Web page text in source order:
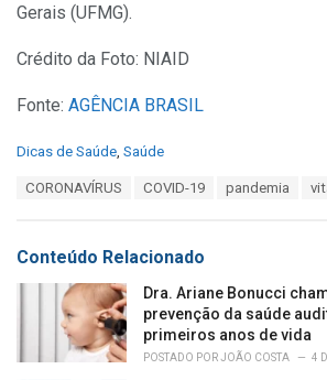
Gerais (UFMG).
Crédito da Foto: NIAID
Fonte: AGÊNCIA BRASIL
C
o
r
Dicas de Saúde Saúde
:
CORONAVÍRUS COVID-19 pandemia
Conteúdo Relacionado
Dra. Ariane Bonucci
prevenção da saúde
primeiros anos de vida
POSTADO PORJOÃO COSTA 4